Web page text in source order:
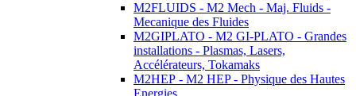
M2FLUIDS - M2 Mech - Maj. Fluids -
Mecanique des Fluides
M2GIPLATO - M2 GI-PLATO - Grandes
installations - Plasmas, Lasers,
Accélérateurs, Tokamaks
M2HEP - M2 HEP - Physique des Hautes
Energies